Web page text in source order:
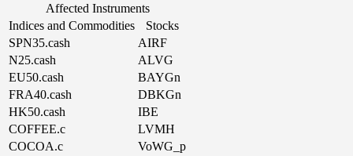
Affected Instruments
Indices and Commodities
Stocks
SPN35.cash
AIRF
N25.cash
ALVG
EU50.cash
BAYGn
FRA40.cash
DBKGn
HK50.cash
IBE
COFFEE.c
LVMH
COCOA.c
VoWG_p